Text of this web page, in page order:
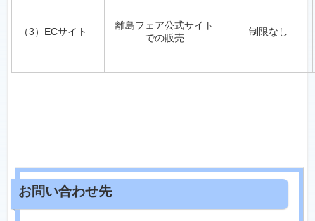
（3）ECサイト
離島フェア公式サイト
での販売
制限なし